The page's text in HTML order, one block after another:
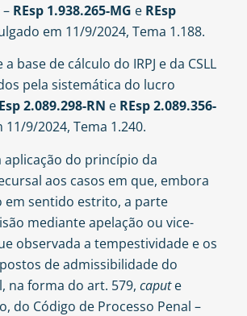
REsp 1.938.265-MG e REsp
em 11/9/2024, Tema 1.188.
a base de cálculo do IRPJ e da CSLL
pela sistemática do lucro
2.089.298-RN e REsp 2.089.356-
11/9/2024, Tema 1.240.
aplicação do princípio da
aos casos em que, embora
em sentido estrito, a parte
mediante apelação ou vice-
observada a tempestividade e os
de admissibilidade do
na forma do art. 579, capute
do Código de Processo Penal –